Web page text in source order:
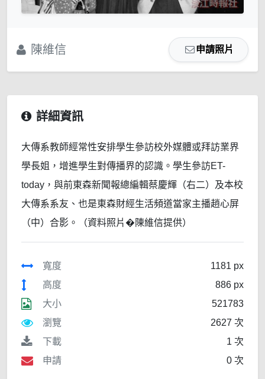
陳維信 申請照片
詳細資訊
大傳系教師經常性安排學生參訪校外媒體或拜訪業界
學長姐，增進學生對傳播界的認識。學生參訪ET-
today，與前東森新聞報總編輯蔡慶輝（右二）及本校
大傳系系友、也是東森財經生活頻道當家主播趙心屏
（中）合影。（資料照片�陳維信提供）
寬度
1181 px
高度
886 px
大小
521783
瀏覽
2627 次
下載
1 次
申請
0 次